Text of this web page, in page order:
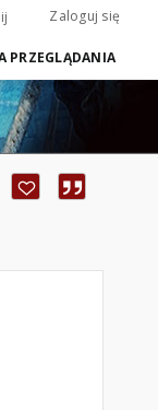
Zaloguj się
PRZEGLĄDANIA